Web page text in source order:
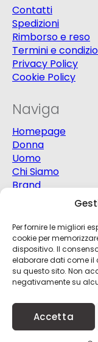
Per fornire le migliori
cookie per
dispositivo. Il
elaborare dati come il
su questo sito. Non
negativamente su
Accetta
Contatti
Spedizioni
Rimborso e reso
Termini e
Privacy Policy
Cookie Policy
Naviga
Homepage
Donna
Uomo
Chi Siamo
Brand
Contatti
© 2025Progetto
CreditsKobalt